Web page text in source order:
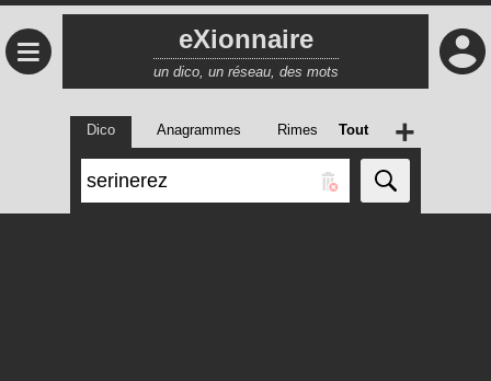
≡ eXionnaire
un dico, un réseau, des mots
Dico Anagrammes Rimes Tout +